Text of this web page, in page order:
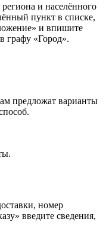
и населённого
пункт в списке,
и впишите
графу «Город».
предложат варианты
номер
введите сведения,